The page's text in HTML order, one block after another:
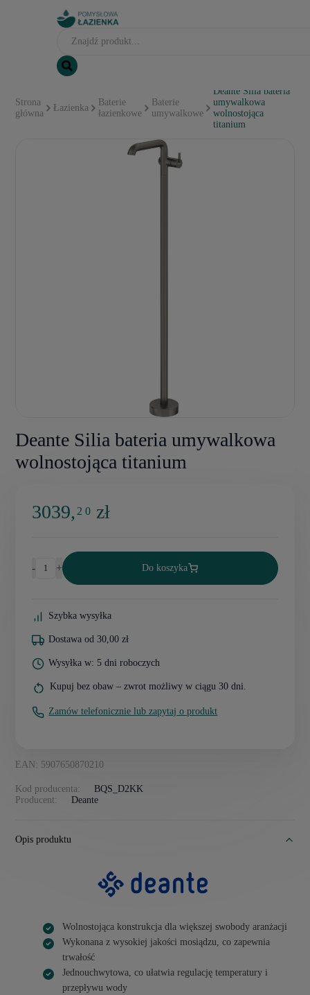
Strona
główna
Łazienka
Baterie
łazienkowe
Baterie
umywalkowe
Deante Silia bateria
umywalkowa
wolnostojąca
titanium
Deante Silia bateria umywalkowa
wolnostojąca titanium
EAN: 5907650870210
Kod producenta:
BQS_D2KK
Producent:
Deante
3039,2 0 zł
- + Do koszyka
Szybka wysyłka
Dostawa od 30,00 zł
Wysyłka w: 5 dni roboczych
Kupuj bez obaw – zwrot możliwy w ciągu 30 dni.
Zamów telefonicznie lub zapytaj o produkt
Opis produktu
Wolnostojąca konstrukcja dla większej swobody aranżacji
Wykonana z wysokiej jakości mosiądzu, co zapewnia
trwałość
Jednouchwytowa, co ułatwia regulację temperatury i
przepływu wody